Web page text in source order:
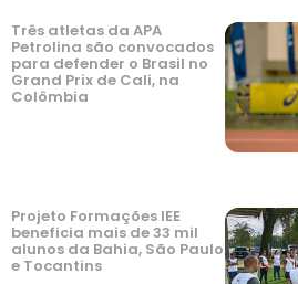
Três atletas da APA
Petrolina são convocados
para defender o Brasil no
Grand Prix de Cali, na
Colômbia
Projeto Formações IEE
beneficia mais de 33 mil
alunos da Bahia, São Paulo
e Tocantins